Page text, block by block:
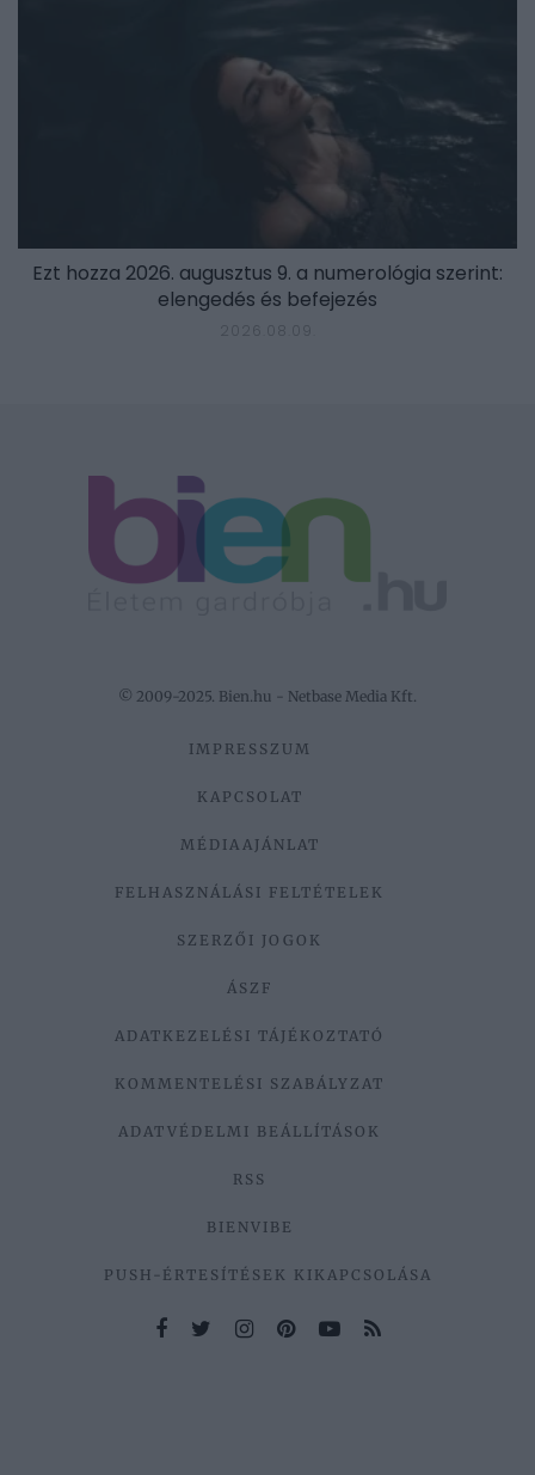
Ezt hozza 2026. augusztus 9. a numerológia szerint:
elengedés és befejezés
© 2009-2025. Bien.hu - Netbase Media Kft.
IMPRESSZUM
KAPCSOLAT
MÉDIAAJÁNLAT
FELHASZNÁLÁSI FELTÉTELEK
SZERZŐI JOGOK
ÁSZF
ADATKEZELÉSI TÁJÉKOZTATÓ
KOMMENTELÉSI SZABÁLYZAT
ADATVÉDELMI BEÁLLÍTÁSOK
RSS
BIENVIBE
PUSH-ÉRTESÍTÉSEK KIKAPCSOLÁSA